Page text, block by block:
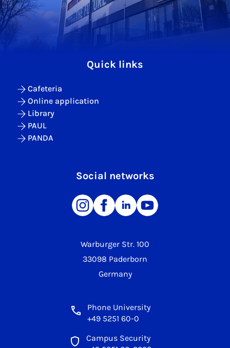
Warburger Str. 100
33098 Paderborn
Germany
Phone University
+49 5251 60-0
Campus Security
Quick links
Cafeteria
Online application
Library
PAUL
PANDA
Social networks